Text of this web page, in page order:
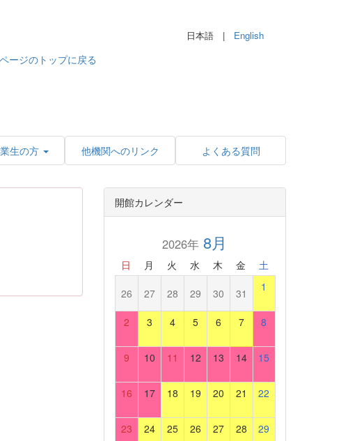
日本語 | English
ージのトップに戻る
生の方 他機関へのリンク よくある質問
開館カレンダー
2026年 8月
日 月 火 水 木 金 土
26 27 28 29 30 31 1
2 3 4 5 6 7 8
9 10 11 12 13 14 15
16 17 18 19 20 21 22
23 24 25 26 27 28 29